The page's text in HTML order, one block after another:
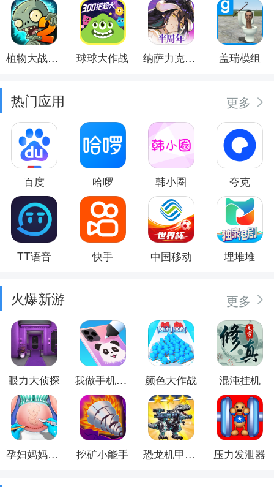
植物大战僵尸2 球球大作战 纳萨力克之王 盖瑞模组
热门应用 更多
百度 哈啰 韩小圈 夸克
TT语音 快手 中国移动 埋堆堆
火爆新游 更多
眼力大侦探 我做手机壳特好看 颜色大作战 混沌挂机
孕妇妈妈日记 挖矿小能手 恐龙机甲射手 压力发泄器